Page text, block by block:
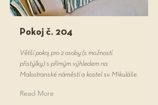
Pokoj č. 204
Větší pokoj pro 2 osoby (s možností
přistýlky) s přímým výhledem na
Malostranské náměstí a kostel sv. Mikuláše.
Read More